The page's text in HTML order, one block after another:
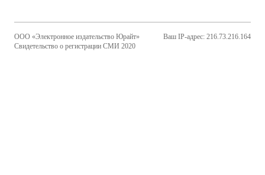
ООО «Электронное издательство Юрайт»
Свидетельство о регистрации СМИ 2020
Ваш IP-адрес: 216.73.216.164